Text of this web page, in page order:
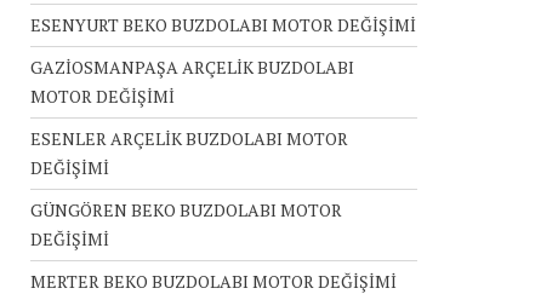
ESENYURT BEKO BUZDOLABI MOTOR DEĞİŞİMİ
GAZİOSMANPAŞA ARÇELİK BUZDOLABI
MOTOR DEĞİŞİMİ
ESENLER ARÇELİK BUZDOLABI MOTOR
DEĞİŞİMİ
GÜNGÖREN BEKO BUZDOLABI MOTOR
DEĞİŞİMİ
MERTER BEKO BUZDOLABI MOTOR DEĞİŞİMİ